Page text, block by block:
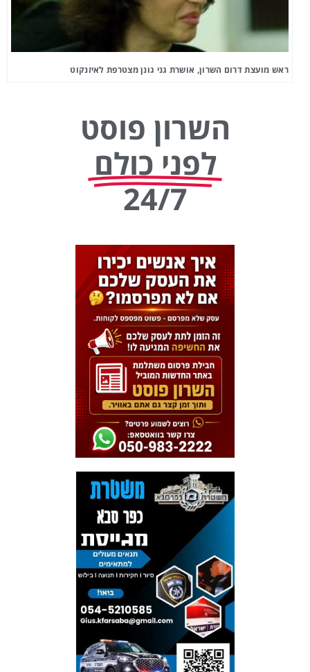
ראש מועצת דרום השרון, אושרת גני גונן מצטרפת לאיזנקוט
השרון פוסט
לפני כולם
24/7